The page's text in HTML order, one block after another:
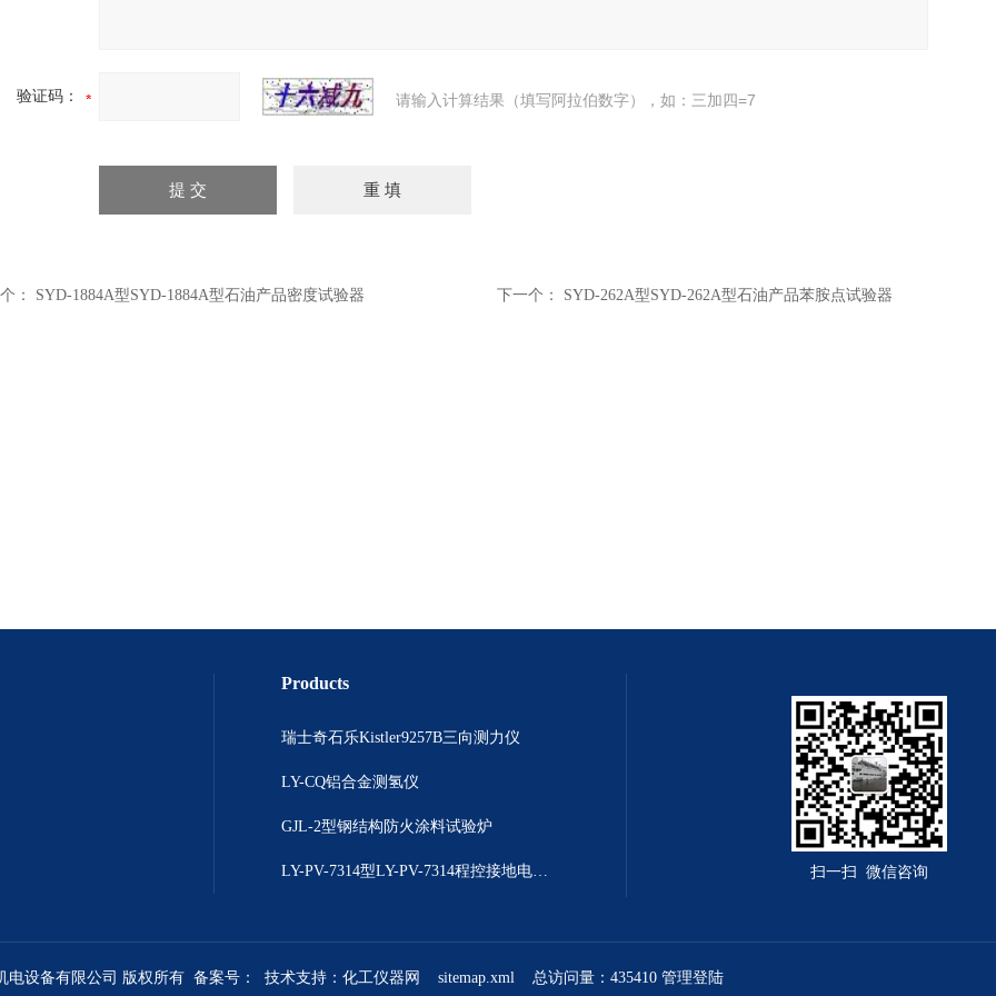
验证码： 请输入计算结果（填写阿拉伯数字），如：三加四=7
： SYD-1884A型SYD-1884A型石油产品密度试验器 下一个： SYD-262A型SYD-262A型石油产品苯胺点试验器
Products
瑞士奇石乐Kistler9257B三向测力仪
LY-CQ铝合金测氢仪
GJL-2型钢结构防火涂料试验炉
LY-PV-7314型LY-PV-7314程控接地电阻测试仪 扫一扫 微信咨询
电设备有限公司 版权所有 备案号： 技术支持： 化工仪器网 sitemap.xml 总访问量：435410 管理登陆